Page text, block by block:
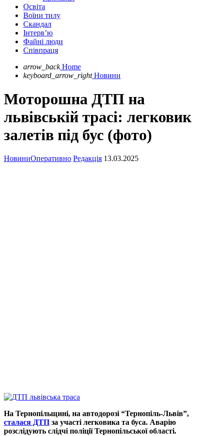
Освіта
Воїни тилу
Скандал
Інтерв’ю
Файні люди
Співпраця
arrow_back Home
keyboard_arrow_right Новини
Моторошна ДТП на
львівській трасі: легковик
залетів під бус (фото)
НовиниОперативно Редакція 13.03.2025
На Тернопільщині, на автодорозі “Тернопіль-Львів”,
сталася ДТП за участі легковика та буса. Аварію
розслідують слідчі поліції Тернопільської області.